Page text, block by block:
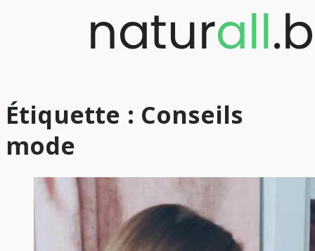
Étiquette : Conseils
mode